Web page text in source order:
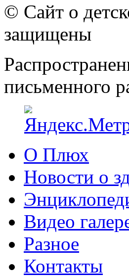
© Сайт о
защищены
письменного
О Плюх
Новости о
Видео
Разное
Контакты